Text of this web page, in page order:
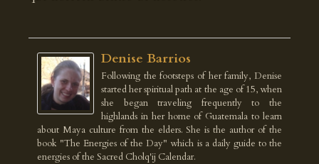
Denise Barrios
Following the footsteps of her family, Denise
started her spiritual path at the age of 15, when
she began traveling frequently to the
highlands in her home of Guatemala to learn
about Maya culture from the elders. She is the author of the
book "The Energies of the Day" which is a daily guide to the
energies of the Sacred Cholq'ij Calendar.